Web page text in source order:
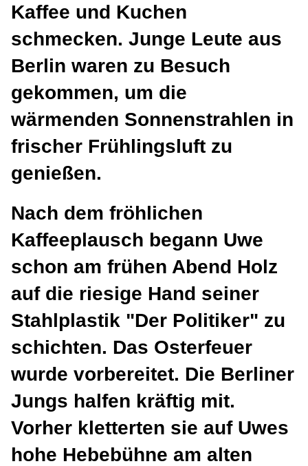
Kaffee und Kuchen
schmecken. Junge Leute aus
Berlin waren zu Besuch
gekommen, um die
wärmenden Sonnenstrahlen in
frischer Frühlingsluft zu
genießen.
Nach dem fröhlichen
Kaffeeplausch begann Uwe
schon am frühen Abend Holz
auf die riesige Hand seiner
Stahlplastik "Der Politiker" zu
schichten. Das Osterfeuer
wurde vorbereitet. Die Berliner
Jungs halfen kräftig mit.
Vorher kletterten sie auf Uwes
hohe Hebebühne am alten